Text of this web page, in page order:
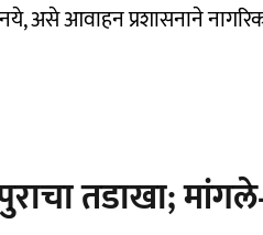
नये, असे आवाहन प्रशासनाने
तडाखा;